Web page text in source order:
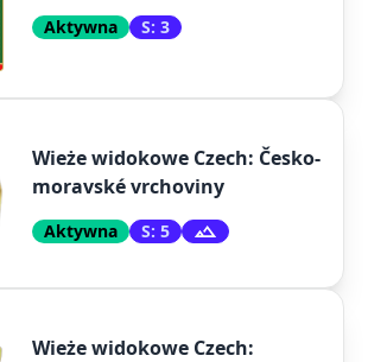
Aktywna S: 3
Wieże widokowe Czech: Česko-
moravské vrchoviny
Aktywna S: 5
Wieże widokowe Czech: